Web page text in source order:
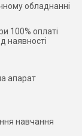
обладнанні
100% оплаті
наявності
апарат
навчання